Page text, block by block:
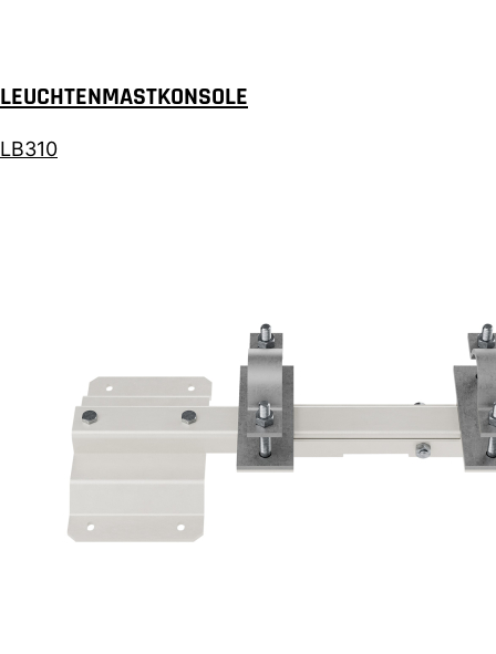
LEUCHTENMASTKONSOLE
LB310